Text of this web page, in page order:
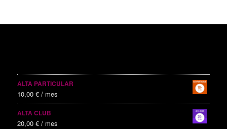
ALTA PARTICULAR
10,00 € / mes
ALTA CLUB
20,00 € / mes